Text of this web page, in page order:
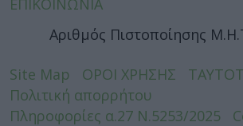
Αριθμός Πιστοποίησης
Site Map ΟΡΟΙ ΧΡΗΣΗΣ
Πολιτική απορρήτου
Πληροφορίες α.27 Ν.5253/2025